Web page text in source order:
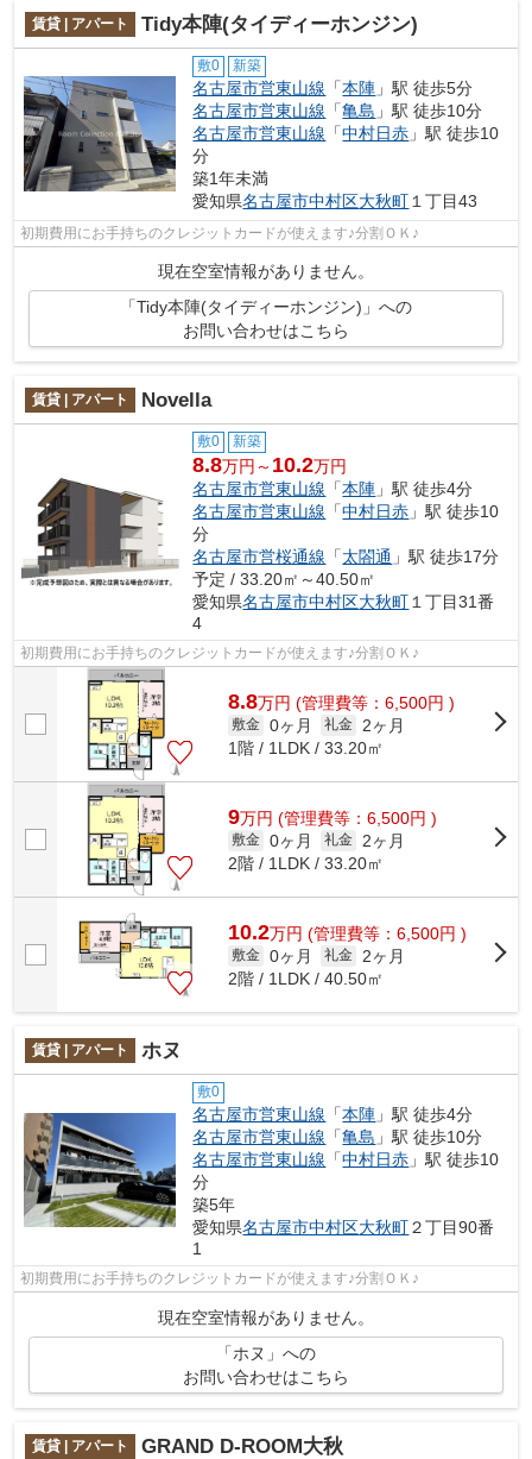
賃貸 | アパート Tidy本陣(タイディーホンジン)
敷0 新築
名古屋市営東山線 「本陣 」駅 徒歩5分
名古屋市営東山線 「亀島 」駅 徒歩10分
名古屋市営東山線 「中村日赤 」駅 徒歩10
分
築1年未満
愛知県名古屋市中村区大秋町 １丁目43
初期費用にお手持ちのクレジットカードが使えます♪分割ＯＫ♪
現在空室情報がありません。
「Tidy本陣(タイディーホンジン)」への
お問い合わせはこちら
賃貸 | アパート Novella
敷0 新築
8.8万円～ 10.2万円
名古屋市営東山線 「本陣 」駅 徒歩4分
名古屋市営東山線 「中村日赤 」駅 徒歩10
分
名古屋市営桜通線 「太閤通 」駅 徒歩17分
予定 / 33.20㎡～40.50㎡
愛知県名古屋市中村区大秋町 １丁目31番
4
初期費用にお手持ちのクレジットカードが使えます♪分割ＯＫ♪
8.8万円 (管理費等：6,500円 )
敷金 0ヶ月 礼金
2ヶ月
1階 / 1LDK / 33.20㎡
9万円 (管理費等：6,500円 )
敷金 0ヶ月 礼金
2ヶ月
2階 / 1LDK / 33.20㎡
10.2万円 (管理費等：6,500円 )
敷金 0ヶ月 礼金
2ヶ月
2階 / 1LDK / 40.50㎡
賃貸 | アパート ホヌ
敷0
名古屋市営東山線 「本陣 」駅 徒歩4分
名古屋市営東山線 「亀島 」駅 徒歩10分
名古屋市営東山線 「中村日赤 」駅 徒歩10
分
築5年
愛知県名古屋市中村区大秋町２丁目90番
1
初期費用にお手持ちのクレジットカードが使えます♪分割ＯＫ♪
現在空室情報がありません。
「ホヌ」への
お問い合わせはこちら
賃貸 | アパート GRAND D-ROOM大秋